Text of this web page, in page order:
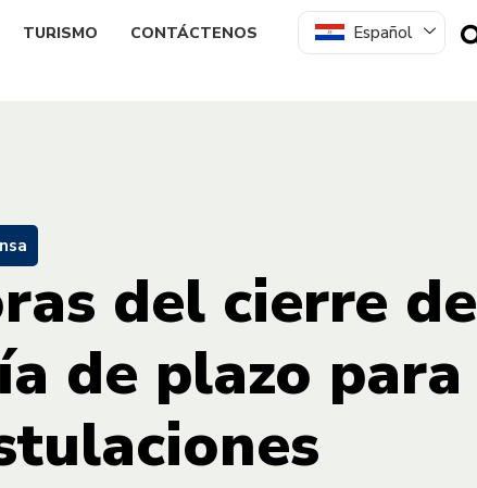
TURISMO CONTÁCTENOS Español
del cierre de
de plazo para